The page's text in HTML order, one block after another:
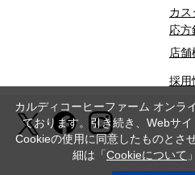
カス
応方
店舗
採用
カルディコーヒーファーム オンラ
ております。引き続き、Webサイ
Cookieの使用に同意したものとさ
細は「Cookieについて